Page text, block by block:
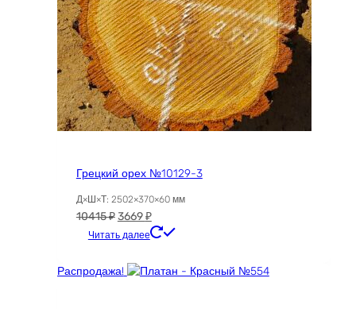
Грецкий орех №10129-3
Д×Ш×Т: 2502×370×60 мм
10415₽Первоначальная
цена
10415 ₽.
3669₽Текущая
цена:
Читать далее
Распродажа!